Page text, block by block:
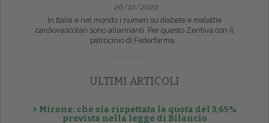
26/10/2020
In Italia e nel mondo i numeri su diabete e malattie
cardiovascolari sono allarmanti. Per questo Zentiva con il
patrocinio di Federfarma...
ULTIMI ARTICOLI
> Mirone: che sia rispettata la quota del 3,65%
prevista nella legge di Bilancio